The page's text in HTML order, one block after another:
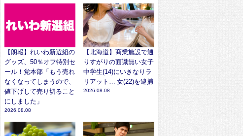
【朗報】れいわ新選組の
グッズ、50％オフ特別セ
ール！党本部「もう売れ
なくなってしまうので、
値下げして売り切ること
にしました」
2026.08.08
【北海道】商業施設で通
りすがりの面識無い女子
中学生(14)にいきなりラ
リアット… 女(22)を逮捕
2026.08.08